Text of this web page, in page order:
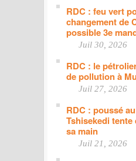
RDC : feu vert
changement de
possible 3e
Juil 30, 2026
RDC : le
de pollution à
Juil 27, 2026
RDC : poussé
Tshisekedi tente
sa main
Juil 21, 2026